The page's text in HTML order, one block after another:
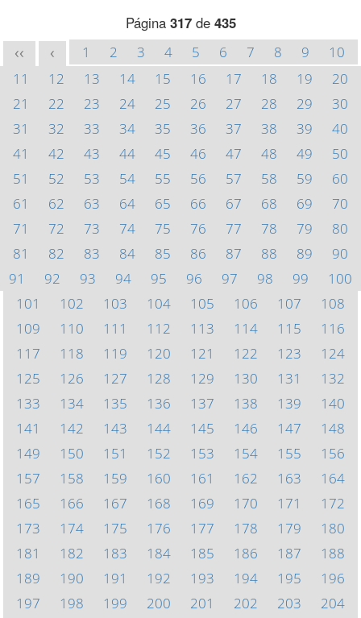
Página 317de 435
<< < 1 2 3 4 5 6 7 8 9
10
11
12 13 14 15 16 17 18 19
20
21
22 23 24 25 26 27 28 29
30
31
32 33 34 35 36 37 38 39
40
41
42 43 44 45 46 47 48 49
50
51
52 53 54 55 56 57 58 59
60
61
62 63 64 65 66 67 68 69
70
71
72 73 74 75 76 77 78 79
80
81
82 83 84 85 86 87 88 89
90
91
92 93 94 95 96 97 98 99
100
101
102 103 104 105 106 107
108
109
110 111 112 113 114 115
116
117
118 119 120 121 122 123
124
125
126 127 128 129 130 131
132
133
134 135 136 137 138 139
140
141
142 143 144 145 146 147
148
149
150 151 152 153 154 155
156
157
158 159 160 161 162 163
164
165
166 167 168 169 170 171
172
173
174 175 176 177 178 179
180
181
182 183 184 185 186 187
188
189
190 191 192 193 194 195
196
197
198 199 200 201 202 203
204